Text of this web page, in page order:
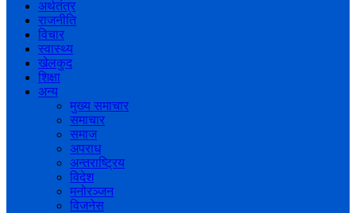
अर्थतंत्र
राजनीति
विचार
स्वास्थ्य
खेलकुद
शिक्षा
अन्य
मुख्य समाचार
समाचार
समाज
अपराध
अन्तराष्ट्रिय
विदेश
मनोरञ्जन
विजनेस